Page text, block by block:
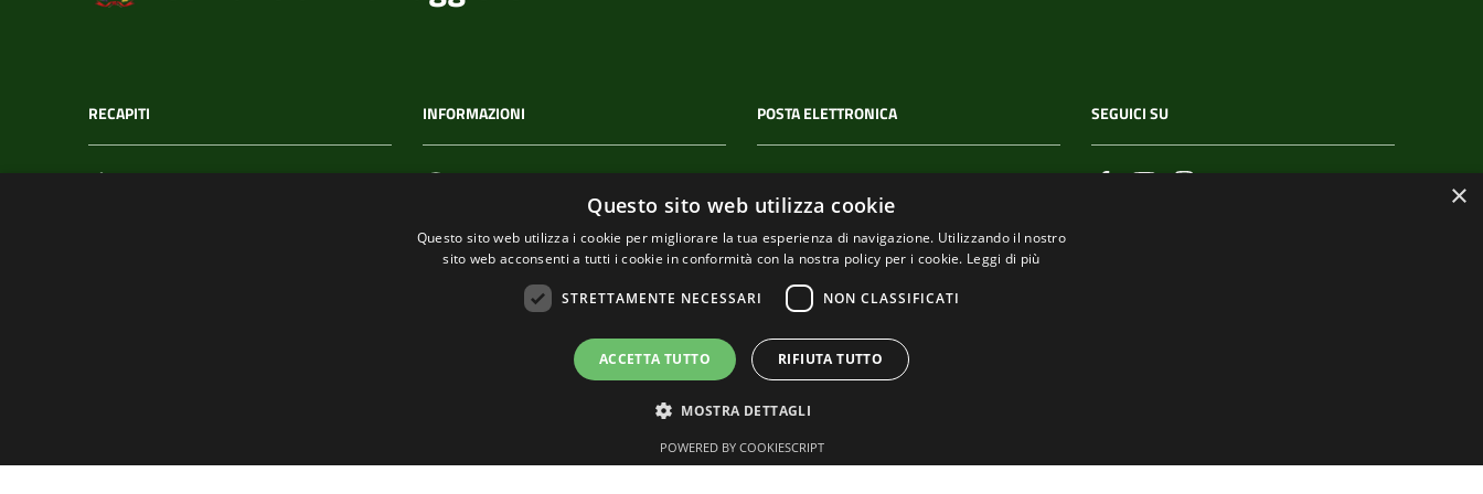
RECAPITI INFORMAZIONI POSTA ELETTRONICA
segreteria@pec-
comunediriomaggiore.it
Email
SEGUICI SU
×
Questo sito web utilizza cookie
Questo sito web utilizza i cookie per migliorare la tua esperienza di navigazione. Utilizzando il nostro
sito web acconsenti a tutti i cookie in conformità con la nostra policy per i cookie. Leggi di più
STRETTAMENTE NECESSARI NON CLASSIFICATI
ACCETTA TUTTO RIFIUTA TUTTO
MOSTRA DETTAGLI
POWERED BY COOKIESCRIPT